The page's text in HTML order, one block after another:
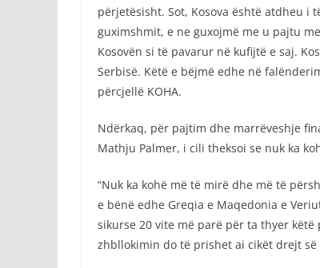
përjetësisht. Sot, Kosova është atdheu i
guximshmit, e ne guxojmë me u pajtu
Kosovën si të pavarur në kufijtë e saj.
Serbisë. Këtë e bëjmë edhe në
përcjellë KOHA.
Ndërkaq, për pajtim dhe marrëveshje
Mathju Palmer, i cili theksoi se nuk ka
“Nuk ka kohë më të mirë dhe më të
e bënë edhe Greqia e Maqedonia e
sikurse 20 vite më parë për ta thyer këtë
zhbllokimin do të prishet ai cikët drejt së